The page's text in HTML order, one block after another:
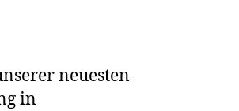
neuesten
in